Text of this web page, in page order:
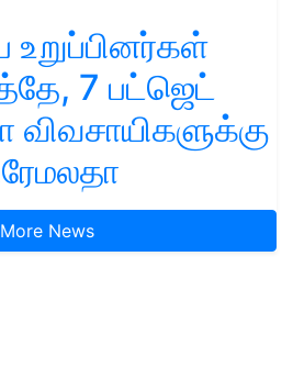
உறுப்பினர்கள்
7 பட்ஜெட்
விவசாயிகளுக்கு
More News